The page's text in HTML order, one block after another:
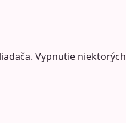
Vypnutie niektorých